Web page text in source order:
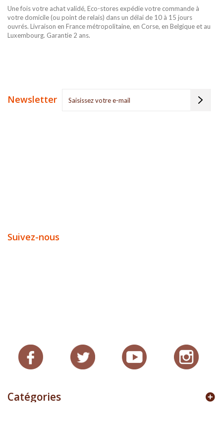
Une fois votre achat validé, Eco-stores expédie votre commande à
votre domicile (ou point de relais) dans un délai de 10 à 15 jours
ouvrés. Livraison en France métropolitaine, en Corse, en Belgique et au
Luxembourg. Garantie 2 ans.
Newsletter
Suivez-nous
Catégories